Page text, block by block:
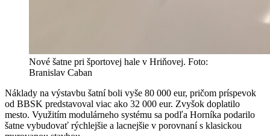
Nové šatne pri športovej hale v Hriňovej. Foto:
Branislav Caban
Náklady na výstavbu šatní boli vyše 80 000 eur, pričom príspevok
od BBSK predstavoval viac ako 32 000 eur. Zvyšok doplatilo
mesto. Využitím modulárneho systému sa podľa Horníka podarilo
šatne vybudovať rýchlejšie a lacnejšie v porovnaní s klasickou